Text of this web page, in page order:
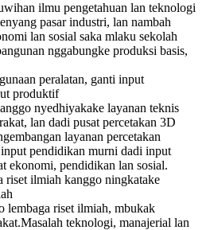
ilmu pengetahuan lan teknologi
pasar industri, lan nambah
lan sosial saka mlaku sekolah
nggabungke produksi basis,
peralatan, ganti input
produktif
nyedhiyakake layanan teknis
lan dadi pusat percetakan 3D
layanan percetakan
pendidikan murni dadi input
ekonomi, pendidikan lan sosial.
riset ilmiah kanggo ningkatake
lembaga riset ilmiah, mbukak
teknologi, manajerial lan